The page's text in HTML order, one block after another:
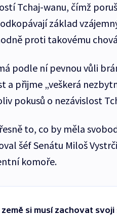
Tchaj-wanu, čímž
základ
proti takovému
podle ní pevnou vůli
a přijme „veškerá
pokusů o nezávislost
to, co by měla
šéf Senátu Miloš
komoře.
země si musí zachovat